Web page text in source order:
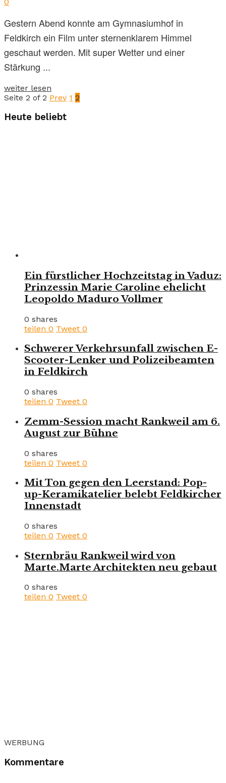
Gestern Abend konnte am Gymnasiumhof in
Feldkirch ein Film unter sternenklarem Himmel
geschaut werden. Mit super Wetter und einer
Stärkung ...
weiter lesen
Seite 2 of 2 Prev 1 2
Heute beliebt
Ein fürstlicher Hochzeitstag in Vaduz:
Prinzessin Marie Caroline ehelicht
Leopoldo Maduro Vollmer
0 shares
teilen 0 Tweet 0
Schwerer Verkehrsunfall zwischen E-
Scooter-Lenker und Polizeibeamten
in Feldkirch
0 shares
teilen 0 Tweet 0
Zemm-Session macht Rankweil am 6.
August zur Bühne
0 shares
teilen 0 Tweet 0
Mit Ton gegen den Leerstand: Pop-
up-Keramikatelier belebt Feldkircher
Innenstadt
0 shares
teilen 0 Tweet 0
Sternbräu Rankweil wird von
Marte.Marte Architekten neu gebaut
0 shares
teilen 0 Tweet 0
WERBUNG
Kommentare